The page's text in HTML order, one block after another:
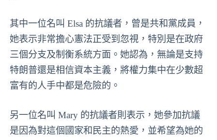
其中一位名叫 Elsa 的抗議者，曾是共和黨成員，
她表示非常擔心憲法正受到忽視，特別是在政府
三個分支及制衡系統方面。她認為，無論是支持
特朗普還是相信資本主義，將權力集中在少數超
富有的人手中都是危險的。
另一位名叫 Mary 的抗議者則表示，她參加抗議
是因為對這個國家和民主的熱愛，並希望為她的